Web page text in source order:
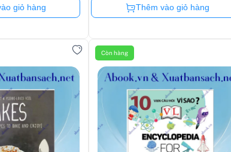
hàng
giỏ hàng
Còn hàng
Thêm vào giỏ hàng
Còn hàng